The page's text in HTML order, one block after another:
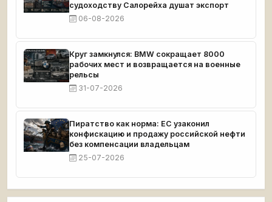
судоходству Салорейха душат экспорт
06-08-2026
Круг замкнулся: BMW сокращает 8000
рабочих мест и возвращается на военные
рельсы
31-07-2026
Пиратство как норма: ЕС узаконил
конфискацию и продажу российской нефти
без компенсации владельцам
25-07-2026